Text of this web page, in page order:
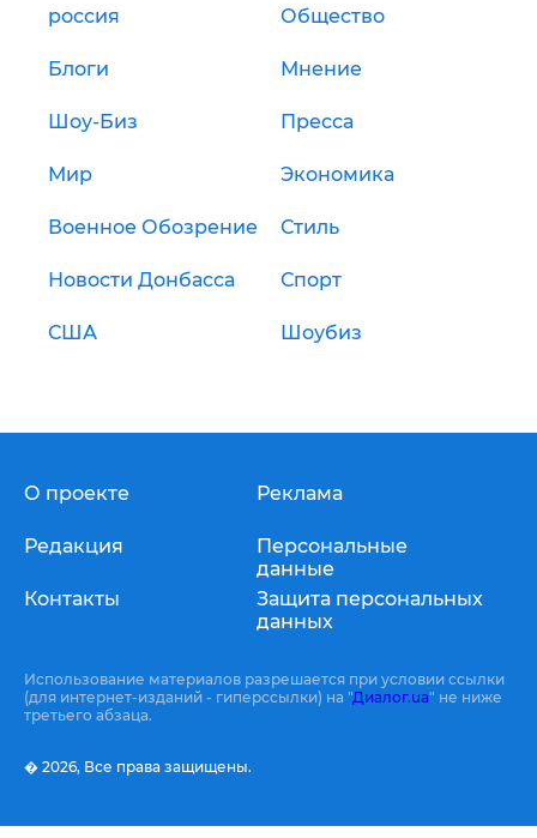
россия Общество
Блоги Мнение
Шоу-Биз Пресса
Мир Экономика
Военное Обозрение Стиль
Новости Донбасса Спорт
США Шоубиз
О проекте
Редакция
Контакты
Реклама
Персональные
данные
Защита персональных
данных
Использование материалов разрешается при условии ссылки
(для интернет-изданий - гиперссылки) на "Диалог.ua" не ниже
третьего абзаца.
� 2026, Все права защищены.